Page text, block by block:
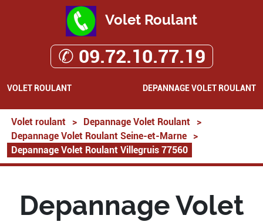
Volet Roulant
✆ 09.72.10.77.19
VOLET ROULANT DEPANNAGE VOLET ROULANT
Volet roulant > Depannage Volet Roulant
>
Depannage Volet Roulant Seine-et-Marne
>
Depannage Volet Roulant Villegruis 77560
Depannage Volet